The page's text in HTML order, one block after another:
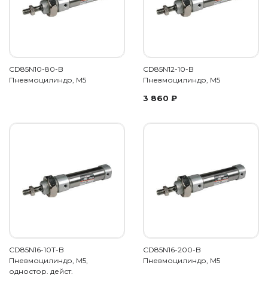
CD85N10-80-B
Пневмоцилиндр, М5
CD85N12-10-B
Пневмоцилиндр, М5
3 860 ₽
CD85N16-10T-B
Пневмоцилиндр, М5,
одностор. дейст.
CD85N16-200-B
Пневмоцилиндр, М5